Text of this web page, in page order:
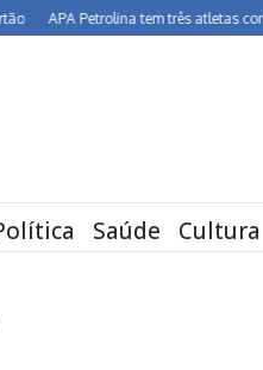
Petrolina tem três atletas
Saúde Cultura